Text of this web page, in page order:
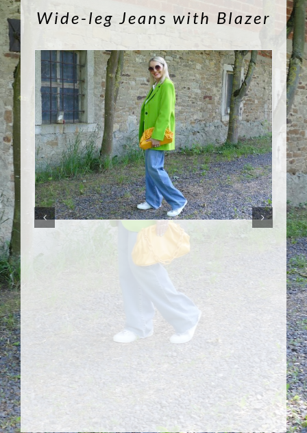
Wide-leg Jeans with Blazer